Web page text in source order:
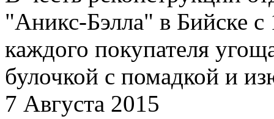
"Аникс-Бэлла" в Бийске с
каждого покупателя
булочкой с помадкой и
7 Августа 2015